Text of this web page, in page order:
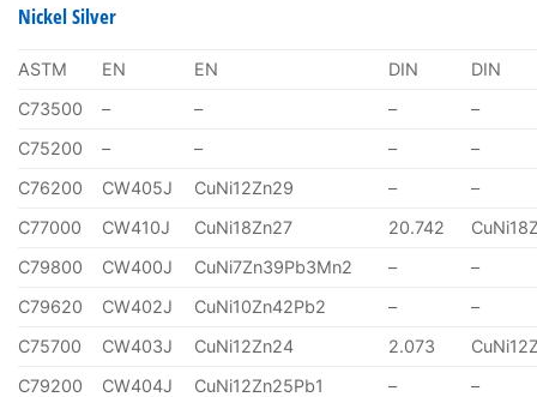
Nickel Silver
ASTM EN EN DIN
DIN
C73500
– – –
–
C75200
– – –
–
C76200
CW405J CuNi12Zn29 –
–
C77000
CW410J CuNi18Zn27 20.742
C79800
CW400J CuNi7Zn39Pb3Mn2 –
–
C79620
CW402J CuNi10Zn42Pb2 –
–
C75700
CW403J CuNi12Zn24 2.073
C79200
CW404J CuNi12Zn25Pb1 –
–